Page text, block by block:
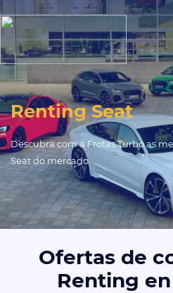
Renting Seat
Descubra com a Frotas Turbo as
Seat do mercado.
Ofertas de
Renting